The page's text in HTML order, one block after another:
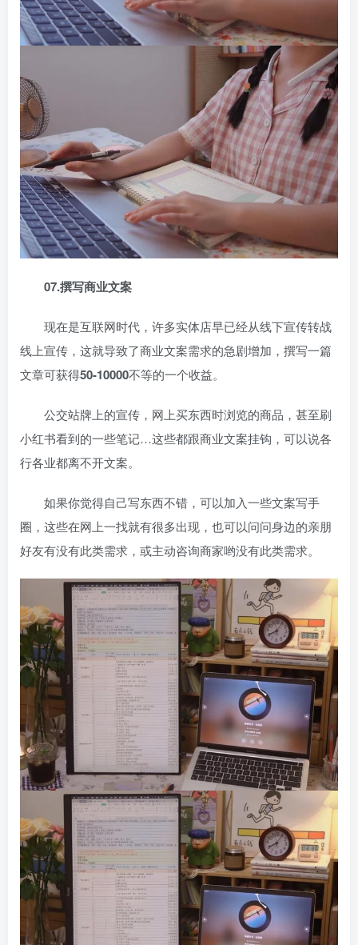
07.撰写商业文案
现在是互联网时代，许多实体店早已经从线下宣传转战
线上宣传，这就导致了商业文案需求的急剧增加，撰写一篇
文章可获得50-10000不等的一个收益。
公交站牌上的宣传，网上买东西时浏览的商品，甚至刷
小红书看到的一些笔记…这些都跟商业文案挂钩，可以说各
行各业都离不开文案。
如果你觉得自己写东西不错，可以加入一些文案写手
圈，这些在网上一找就有很多出现，也可以问问身边的亲朋
好友有没有此类需求，或主动咨询商家哟没有此类需求。